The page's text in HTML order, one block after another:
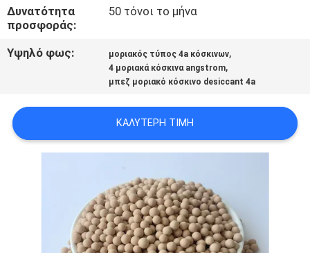
ΕΠΙΚΟΙΝΩΝΉΣΤΕ
ΜΑΖΊ
ΜΑΣ
ΕΙΔΉΣΕΙΣ
ΥΠΟΘΈΣΕΙΣ
ΖΗΤΉΣΤΕ
ΠΡΟΣΦΟΡΆ
Δυνατότητα
προσφοράς:
50 τόνοι το μήνα
Υψηλό φως: μοριακός τύπος 4a κόσκινων,
4 μοριακά κόσκινα angstrom,
μπεζ μοριακό κόσκινο desiccant 4a
ΚΑΛΎΤΕΡΗ ΤΙΜΉ